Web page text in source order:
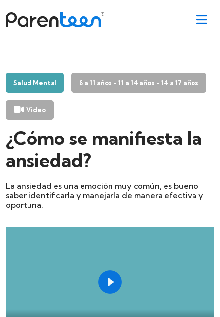
Salud Mental 8 a 11 años - 11 a 14 años - 14 a 17 años
Video
¿Cómo se manifiesta la
ansiedad?
La ansiedad es una emoción muy común, es bueno
saber identificarla y manejarla de manera efectiva y
oportuna.
Play